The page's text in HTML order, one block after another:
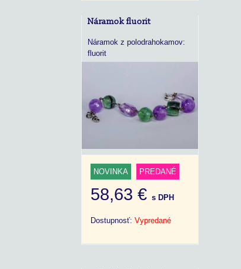
Náramok fluorit
Náramok z polodrahokamov:
fluorit
NOVINKA PREDANÉ
58,63 € s DPH
Dostupnosť: Vypredané